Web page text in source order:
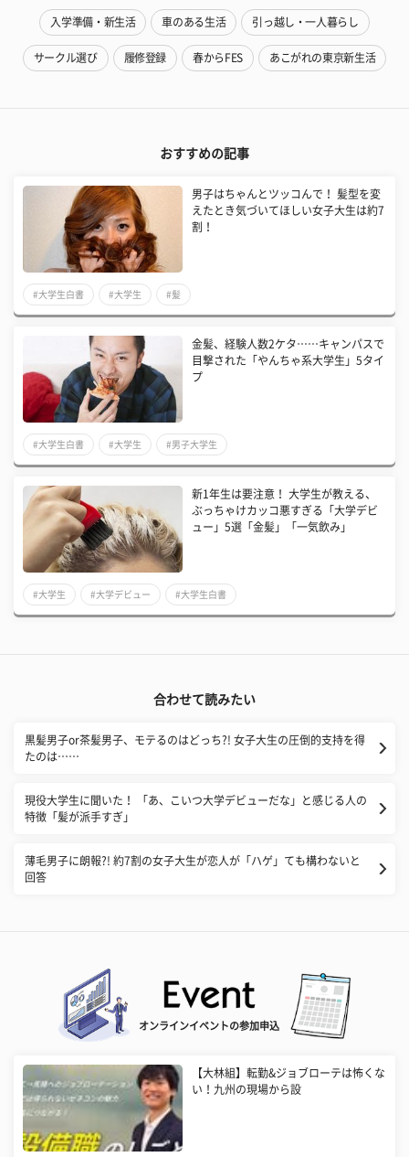
入学準備・新生活 車のある生活 引っ越し・一人暮らし
サークル選び 履修登録 春からFES あこがれの東京新生活
おすすめの記事
男子はちゃんとツッコんで！ 髪型を変
えたとき気づいてほしい女子大生は約7
割！
#大学生白書 #大学生 #髪
金髪、経験人数2ケタ……キャンパスで
目撃された「やんちゃ系大学生」5タイ
プ
#大学生白書 #大学生 #男子大学生
新1年生は要注意！ 大学生が教える、
ぶっちゃけカッコ悪すぎる「大学デビ
ュー」5選「金髪」「一気飲み」
#大学生 #大学デビュー #大学生白書
合わせて読みたい
黒髪男子or茶髪男子、モテるのはどっち?! 女子大生の圧倒的支持を得
たのは……
現役大学生に聞いた！ 「あ、こいつ大学デビューだな」と感じる人の
特徴「髪が派手すぎ」
薄毛男子に朗報?! 約7割の女子大生が恋人が「ハゲ」ても構わないと
回答
オンラインイベントの参加申込
【大林組】転勤&ジョブローテは怖くな
い！九州の現場から設